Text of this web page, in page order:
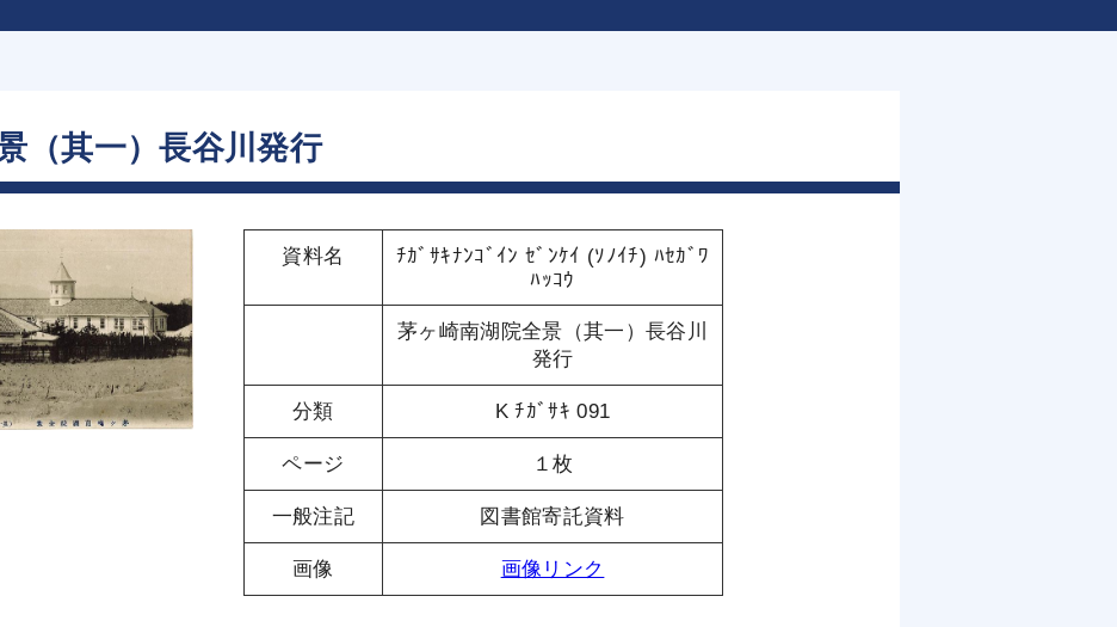
（其一）長谷川発行
資料名
ﾁｶﾞｻｷﾅﾝｺﾞｲﾝ ｾﾞﾝｹｲ (ｿﾉｲﾁ) ﾊｾｶﾞﾜ
ﾊｯｺｳ
茅ヶ崎南湖院全景（其一）長谷川
発行
分類 K ﾁｶﾞｻｷ 091
ページ １枚
一般注記 図書館寄託資料
画像 画像リンク